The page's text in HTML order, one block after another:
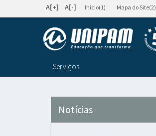
A[+] A[-] Início(1) Mapa do Site(2)
Serviços
Notícias